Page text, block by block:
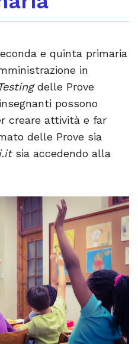
e quinta primaria
in
delle Prove
possono
creare attività e far
delle Prove sia
sia accedendo alla